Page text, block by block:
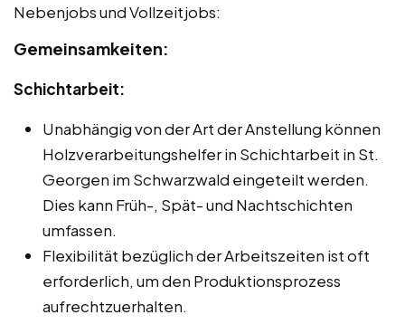
Nebenjobs und Vollzeitjobs:
Gemeinsamkeiten:
Schichtarbeit:
Unabhängig von der Art der Anstellung können
Holzverarbeitungshelfer in Schichtarbeit in St.
Georgen im Schwarzwald eingeteilt werden.
Dies kann Früh-, Spät- und Nachtschichten
umfassen.
Flexibilität bezüglich der Arbeitszeiten ist oft
erforderlich, um den Produktionsprozess
aufrechtzuerhalten.